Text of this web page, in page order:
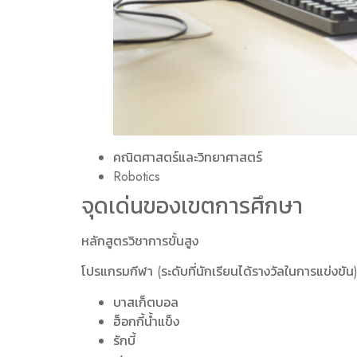
คณิตศาสตร์และวิทยาศาสตร์
Robotics
จุดเด่นของเขตการศึกษา
หลักสูตรวิชาการขั้นสูง
โปรแกรมกีฬา (ระดับที่นักเรียนได้รางวัลในการแข่งขัน)
บาสเก็ตบอล
ฮ็อกกี้น้ำแข็ง
รักบี้